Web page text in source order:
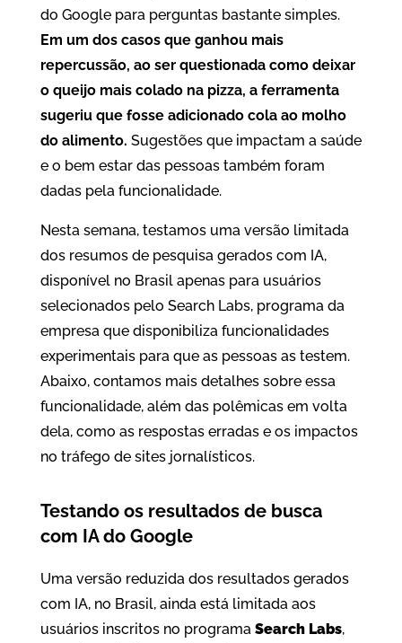
do Google para perguntas bastante simples.
Em um dos casos que ganhou mais
repercussão, ao ser questionada como deixar
o queijo mais colado na pizza, a ferramenta
sugeriu que fosse adicionado cola ao molho
do alimento. Sugestões que impactam a saúde
e o bem estar das pessoas também foram
dadas pela funcionalidade.
Nesta semana, testamos uma versão limitada
dos resumos de pesquisa gerados com IA,
disponível no Brasil apenas para usuários
selecionados pelo Search Labs, programa da
empresa que disponibiliza funcionalidades
experimentais para que as pessoas as testem.
Abaixo, contamos mais detalhes sobre essa
funcionalidade, além das polêmicas em volta
dela, como as respostas erradas e os impactos
no tráfego de sites jornalísticos.
Testando os resultados de busca
com IA do Google
Uma versão reduzida dos resultados gerados
com IA, no Brasil, ainda está limitada aos
usuários inscritos no programa Search Labs,